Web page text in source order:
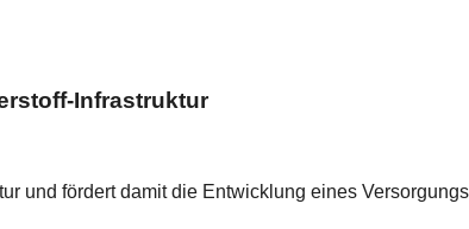
Infrastruktur
und fördert damit die Entwicklung eines